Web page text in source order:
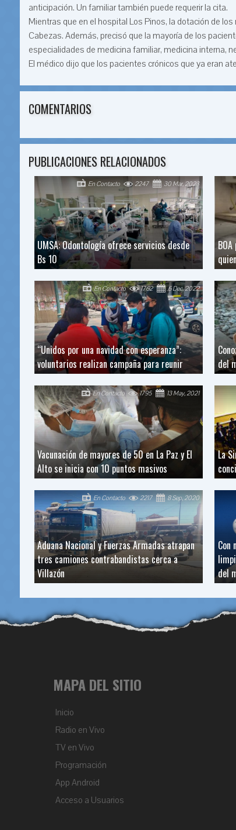
anticipación. Un familiar también puede requerir la cita.
Mientras que en el hospital Los Pinos, la dotación de
Cabezas. Además, precisó que la mayoría de los
especialidades de medicina familiar, medicina interna,
El médico dijo que los pacientes crónicos que ya eran
COMENTARIOS
PUBLICACIONES RELACIONADOS
UMSA: Odontología ofrece servicios desde
Bs 10
30 Mar, 2023
2247
En Contacto
“Unidos por una navidad con esperanza”:
voluntarios realizan campaña para reunir
6 Dec, 2022
1762
En Contacto
del
Vacunación de mayores de 50 en La Paz y El
Alto se inicia con 10 puntos masivos
13 May, 2021
1795
En Contacto
La
Aduana Nacional y Fuerzas Armadas atrapan
tres camiones contrabandistas cerca a
Villazón
8 Sep, 2020
2217
En Contacto
Con
del
MAPA DEL SITIO
Inicio
Radio en Vivo
TV en Vivo
Programación
App Android
Acceso a Usuarios